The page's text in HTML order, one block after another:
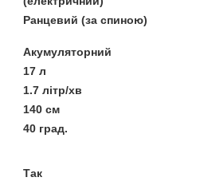
Ранцевий (за спиною)
Акумуляторний
17 л
1.7 літр/хв
140 см
40 град.
Так